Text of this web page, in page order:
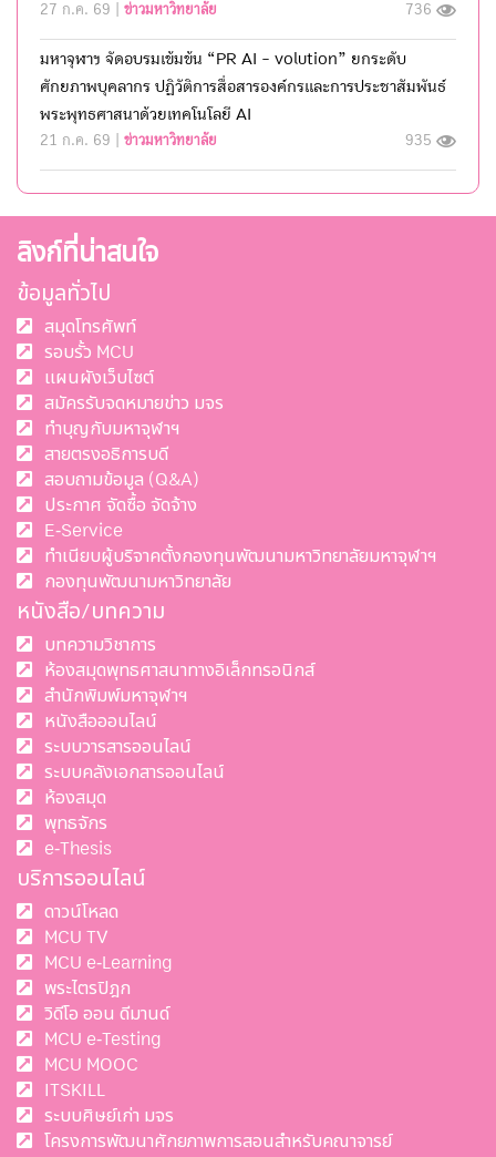
27 ก.ค. 69 | ข่าวมหาวิทยาลัย 736
มหาจุฬาฯ จัดอบรมเข้มข้น “PR AI - volution” ยกระดับ
ศักยภาพบุคลากร ปฏิวัติการสื่อสารองค์กรและการประชาสัมพันธ์
พระพุทธศาสนาด้วยเทคโนโลยี AI
21 ก.ค. 69 | ข่าวมหาวิทยาลัย 935
ลิงก์ที่น่าสนใจ
ข้อมูลทั่วไป
สมุดโทรศัพท์
รอบรั้ว MCU
แผนผังเว็บไซต์
สมัครรับจดหมายข่าว มจร
ทำบุญกับมหาจุฬาฯ
สายตรงอธิการบดี
สอบถามข้อมูล (Q&A)
ประกาศ จัดซื้อ จัดจ้าง
E-Service
ทำเนียบผู้บริจาคตั้งกองทุนพัฒนามหาวิทยาลัยมหาจุฬาฯ
กองทุนพัฒนามหาวิทยาลัย
หนังสือ/บทความ
บทความวิชาการ
ห้องสมุดพุทธศาสนาทางอิเล็กทรอนิกส์
สำนักพิมพ์มหาจุฬาฯ
หนังสือออนไลน์
ระบบวารสารออนไลน์
ระบบคลังเอกสารออนไลน์
ห้องสมุด
พุทธจักร
e-Thesis
บริการออนไลน์
ดาวน์โหลด
MCU TV
MCU e-Learning
พระไตรปิฎก
วิดีโอ ออน ดีมานด์
MCU e-Testing
MCU MOOC
ITSKILL
ระบบศิษย์เก่า มจร
โครงการพัฒนาศักยภาพการสอนสำหรับคณาจารย์